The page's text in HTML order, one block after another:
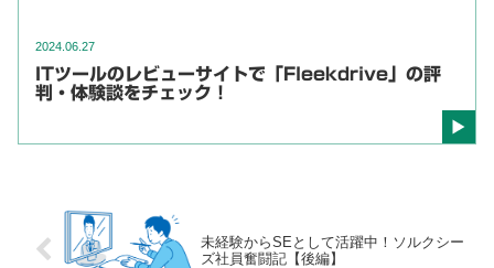
2024.06.27
ITツールのレビューサイトで「Fleekdrive」の評
判・体験談をチェック！
未経験からSEとして活躍中！ソルクシー
ズ社員奮闘記【後編】